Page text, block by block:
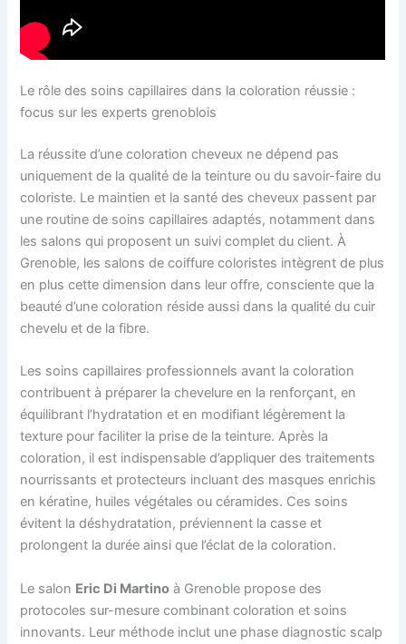
Le rôle des soins capillaires dans la coloration réussie :
focus sur les experts grenoblois
La réussite d’une coloration cheveux ne dépend pas
uniquement de la qualité de la teinture ou du savoir-faire du
coloriste. Le maintien et la santé des cheveux passent par
une routine de soins capillaires adaptés, notamment dans
les salons qui proposent un suivi complet du client. À
Grenoble, les salons de coiffure coloristes intègrent de plus
en plus cette dimension dans leur offre, consciente que la
beauté d’une coloration réside aussi dans la qualité du cuir
chevelu et de la fibre.
Les soins capillaires professionnels avant la coloration
contribuent à préparer la chevelure en la renforçant, en
équilibrant l’hydratation et en modifiant légèrement la
texture pour faciliter la prise de la teinture. Après la
coloration, il est indispensable d’appliquer des traitements
nourrissants et protecteurs incluant des masques enrichis
en kératine, huiles végétales ou céramides. Ces soins
évitent la déshydratation, préviennent la casse et
prolongent la durée ainsi que l’éclat de la coloration.
Le salon Eric Di Martino à Grenoble propose des
protocoles sur-mesure combinant coloration et soins
innovants. Leur méthode inclut une phase diagnostic scalp